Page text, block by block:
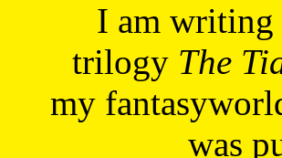
I am writing
trilogy The
my
was